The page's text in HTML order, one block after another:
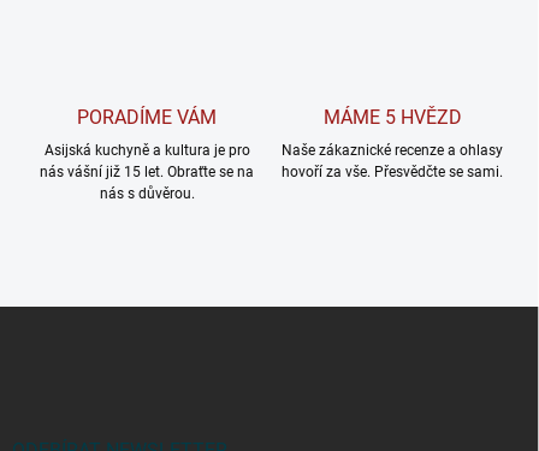
PORADÍME VÁM
Asijská kuchyně a kultura je pro
nás vášní již 15 let. Obraťte se na
nás s důvěrou.
MÁME 5 HVĚZD
Naše zákaznické recenze a ohlasy
hovoří za vše. Přesvědčte se sami.